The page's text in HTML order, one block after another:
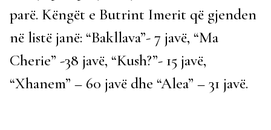
parë. Këngët e Butrint Imerit që gjenden
në listë janë: “Bakllava”- 7 javë, “Ma
Cherie” -38 javë, “Kush?”- 15 javë,
“Xhanem” – 60 javë dhe “Alea” – 31 javë.